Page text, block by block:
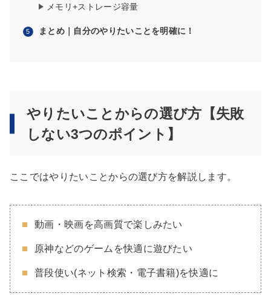
メモリ+ストレージ容量
まとめ｜自分のやりたいことを明確に！
やりたいことからの選び方【失敗
しない3つのポイント】
ここではやりたいことからの選び方を解説します。
動画・映画を高画質で楽しみたい
原神などのゲームを快適に遊びたい
普段使い(ネット検索・電子書籍)を快適に